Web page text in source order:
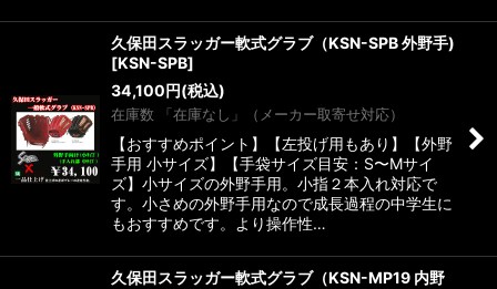
久保田スラッガー軟式グラブ（KSN-SPB 外野手)
[KSN-SPB]
34,100円(税込)
在庫数 「在庫なし」（メーカー取寄せ対応）
【おすすめポイント】【左投げ用もあり】【外野
手用 小サイズ】【手袋サイズ目安：S〜Mサイ
ズ】小サイズの外野手用。小指２本入れ対応で
す。小さめの外野手用なので成長過程の中学生に
もおすすめです。より操作性…
久保田スラッガー軟式グラブ（KSN-MP19 内野